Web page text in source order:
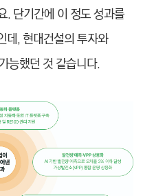
. 단기간에 이 정도 성과를
데, 현대건설의 투자와
능했던 것 같습니다.